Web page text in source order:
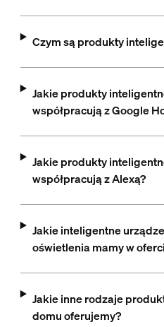
Czym są produkty
Jakie produkty
współpracują z Google
Jakie produkty
współpracują z Alexą?
Jakie inteligentne
oświetlenia mamy w
Jakie inne rodzaje
domu oferujemy?